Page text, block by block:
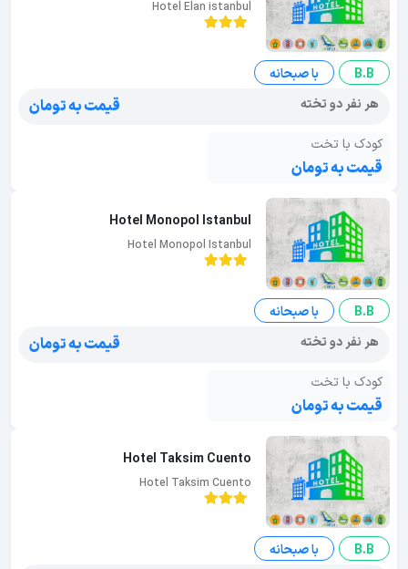
Hotel Elan istanbul
B.B
با صبحانه
هر نفر دو تخته
قیمت به تومان
کودک با تخت
قیمت به تومان
Hotel Monopol Istanbul
Hotel Monopol Istanbul
B.B
با صبحانه
هر نفر دو تخته
قیمت به تومان
کودک با تخت
قیمت به تومان
Hotel Taksim Cuento
Hotel Taksim Cuento
B.B
با صبحانه